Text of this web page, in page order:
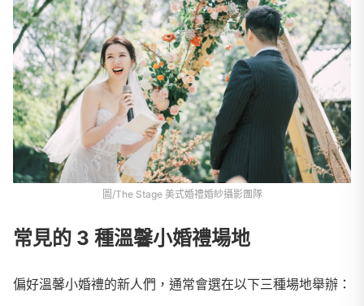
圖/The Stage 美式婚禮婚紗攝影團隊
常見的 3 種溫馨小婚禮場地
偏好溫馨小婚禮的新人們，通常會選在以下三種場地舉辦：